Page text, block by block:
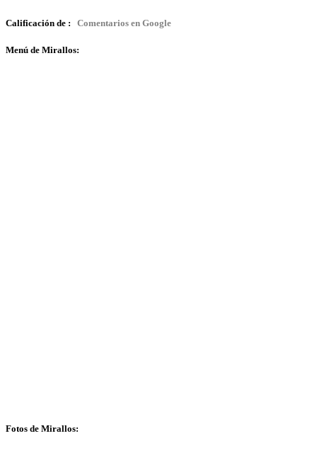
Calificación de : Comentarios en Google
Menú de Mirallos:
Fotos de Mirallos: